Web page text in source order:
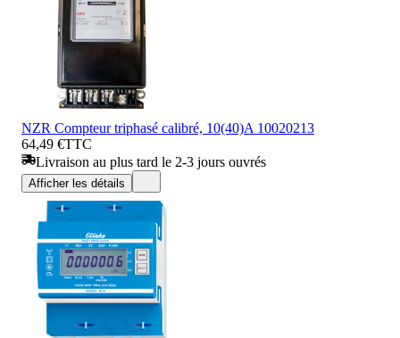
NZR Compteur triphasé calibré, 10(40)A 10020213
64,49 €TTC
Livraison au plus tard le 2-3 jours ouvrés
Afficher les détails